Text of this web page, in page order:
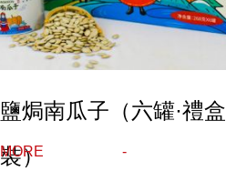
鹽焗南瓜子（六罐·禮盒
裝）
MORE